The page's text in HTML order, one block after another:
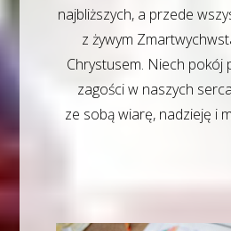
najbliższych, a przede
z żywym
Chrystusem. Niech pokój
zagości w naszych
ze sobą wiarę, nadzieję i